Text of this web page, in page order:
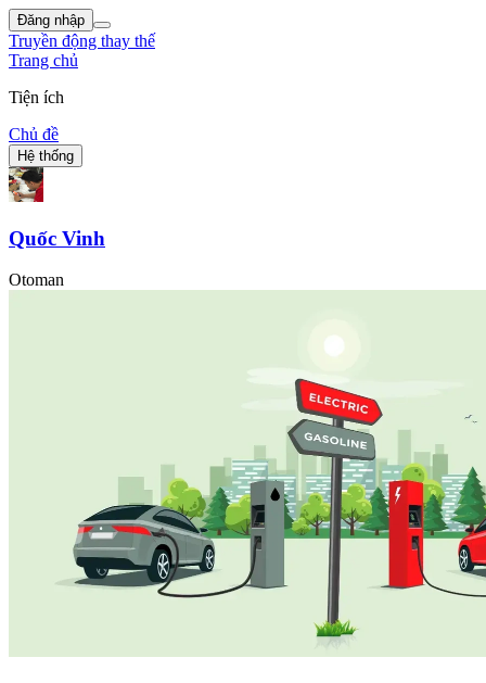
Đăng nhập
Truyền động thay thế
Trang chủ
Tiện ích
Chủ đề
Hệ thống
Quốc Vinh
Otoman